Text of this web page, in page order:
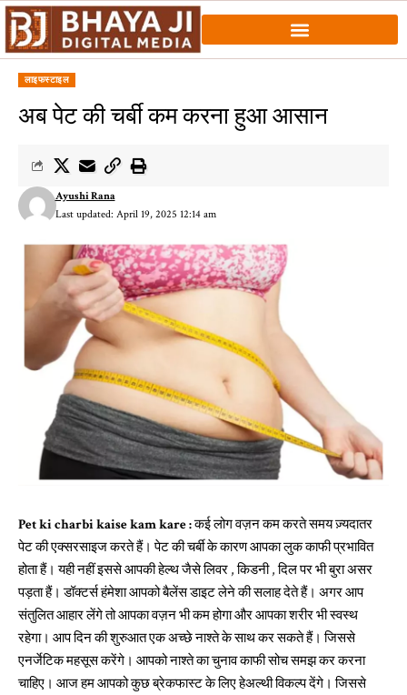
लाइफस्टाइल
अब पेट की चर्बी कम करना हुआ आसान
Last updated: April 19, 2025 12:14 am
Ayushi Rana
Pet ki charbi kaise kam kare :कई लोग वज़न कम करते समय ज़्यदातर
पेट की एक्सरसाइज करते हैं। पेट की चर्बी के कारण आपका लुक काफी प्रभावित
होता हैं। यही नहीं इससे आपकी हेल्थ जैसे लिवर , किडनी , दिल पर भी बुरा असर
पड़ता हैं। डॉक्टर्स हंमेशा आपको बैलेंस डाइट लेने की सलाह देते हैं। अगर आप
संतुलित आहार लेंगे तो आपका वज़न भी कम होगा और आपका शरीर भी स्वस्थ
रहेगा। आप दिन की शुरुआत एक अच्छे नाश्ते के साथ कर सकते हैं। जिससे
एनर्जेटिक महसूस करेंगे। आपको नाश्ते का चुनाव काफी सोच समझ कर करना
चाहिए। आज हम आपको कुछ ब्रेकफास्ट के लिए हेअल्थी विकल्प देंगे। जिससे